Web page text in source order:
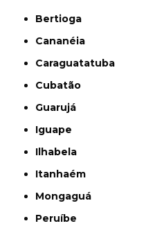
Bertioga
Cananéia
Caraguatatuba
Cubatão
Guarujá
Iguape
Ilhabela
Itanhaém
Mongaguá
Peruíbe